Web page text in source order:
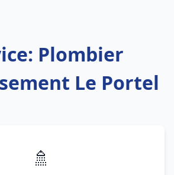
Plombier
Le Portel
🚿